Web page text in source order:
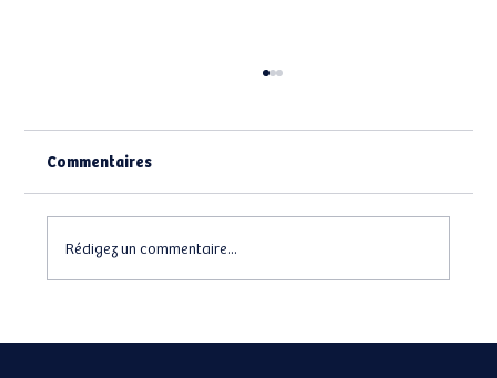
Commentaires
Rédigez un commentaire...